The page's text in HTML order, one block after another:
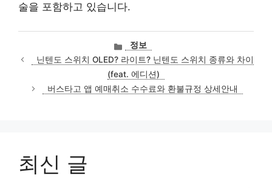
술을 포함하고 있습니다.
카
테
고
리
정보
닌텐도 스위치 OLED? 라이트? 닌텐도 스위치 종류와 차이
(feat. 에디션)
버스타고 앱 예매취소 수수료와 환불규정 상세안내
최신 글